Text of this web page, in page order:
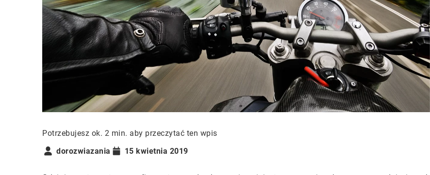
Potrzebujesz ok. 2 min. aby przeczytać ten wpis
dorozwiazania
15 kwietnia 2019